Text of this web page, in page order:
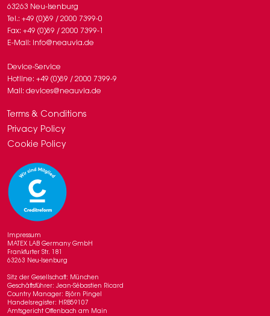
63263 Neu-Isenburg
Tel.: +49 (0)89 / 2000 7399-0
Fax: +49 (0)89 / 2000 7399-1
E-Mail: info@neauvia.de
Device-Service
Hotline: +49 (0)89 / 2000 7399-9
Mail: devices@neauvia.de
Terms & Conditions
Privacy Policy
Cookie Policy
Impressum
MATEX LAB Germany GmbH
Frankfurter Str. 181
63263 Neu-Isenburg
Sitz der Gesellschaft: München
Geschäftsführer: Jean-Sébastien Ricard
Country Manager: Björn Pingel
Handelsregister: HRB59107
Amtsgericht Offenbach am Main